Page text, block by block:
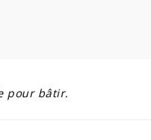
pour bâtir.